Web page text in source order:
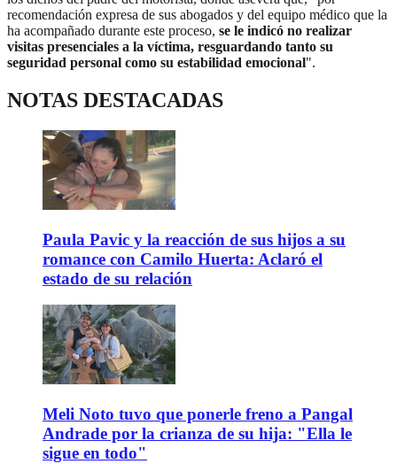
recomendación expresa de sus abogados y del equipo médico que la
ha acompañado durante este proceso, se le indicó no realizar
visitas presenciales a la víctima, resguardando tanto su
seguridad personal como su estabilidad emocional".
NOTAS DESTACADAS
Paula Pavic y la reacción de sus hijos a su
romance con Camilo Huerta: Aclaró el
estado de su relación
Meli Noto tuvo que ponerle freno a Pangal
Andrade por la crianza de su hija: "Ella le
sigue en todo"